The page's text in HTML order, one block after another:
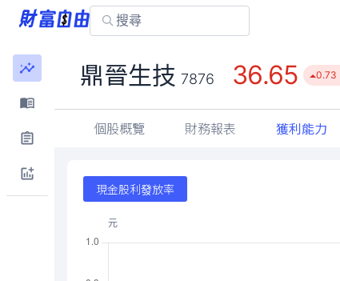
鼎晉生技 7876 36.65 0.73
個股概覽 財務報表 獲利能力
現金股利發放率